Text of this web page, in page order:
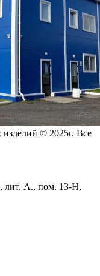
© 2025г. Все
лит. А., пом. 13-Н,